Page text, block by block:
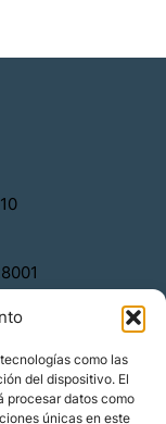
como las
del dispositivo. El
procesar datos como
únicas en este